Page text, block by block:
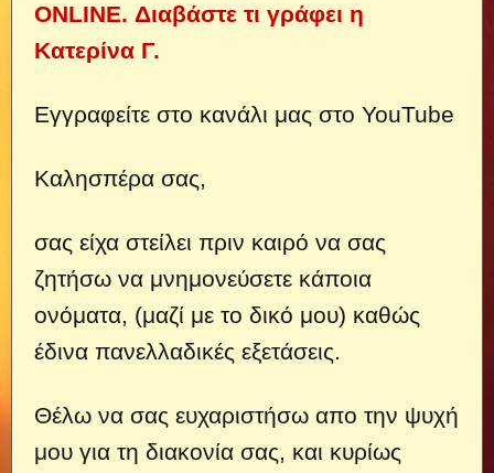
ONLINE. Διαβάστε τι γράφει η
Κατερίνα Γ.
Εγγραφείτε στο κανάλι μας στο YouTube
Καλησπέρα σας,
σας είχα στείλει πριν καιρό να σας
ζητήσω να μνημονεύσετε κάποια
ονόματα, (μαζί με το δικό μου) καθώς
έδινα πανελλαδικές εξετάσεις.
Θέλω να σας ευχαριστήσω απο την ψυχή
μου για τη διακονία σας, και κυρίως